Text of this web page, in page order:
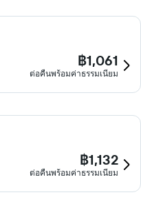
฿1,061
ต่อคืนพร้อมค่าธรรมเนียม
฿1,132
ต่อคืนพร้อมค่าธรรมเนียม